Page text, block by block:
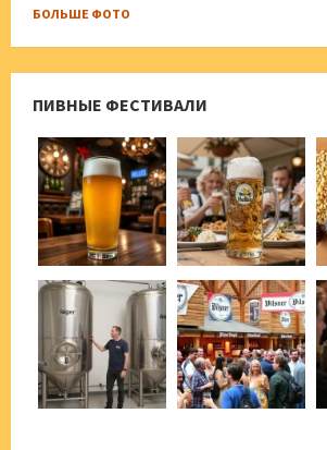
БОЛЬШЕ ФОТО
ПИВНЫЕ ФЕСТИВАЛИ